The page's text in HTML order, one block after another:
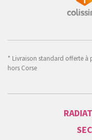
* Livraison standard offerte à
hors Corse